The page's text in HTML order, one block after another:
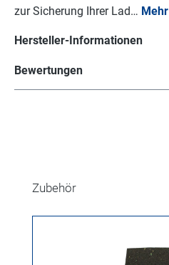
zur Sicherung Ihrer Lad… Mehr
Hersteller-Informationen
Bewertungen
Produktgalerie überspringen
Zubehör